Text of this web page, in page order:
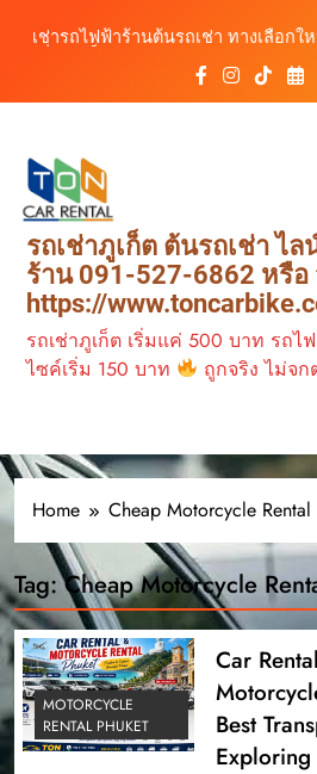
เช่ารถไฟฟ้าร้านต้นรถเช่า ทางเลือกใ
ต้นรถเช่ามอเตอร์ไซค์ภูเก็ต ราคาประ
รถสะดวก 24 ชั่วโมง
สะดวก ราคาประหยัด เริ่มต้นเพียง
ต้นรถเช่า ครบทุกฟังก์ชันการใช้งาน ค
รถ ตอบโจทย์ทุกการเดินทางในภูเก็ต
เช่ารถไฟฟ้าร้านต้นรถเช่า ทางเลือกใ
เที่ยวภูเก็ต ขับเงียบ ประหยัด และทัน
ต้นรถเช่ามอเตอร์ไซค์ภูเก็ต ราคาประ
รถสะดวก 24 ชั่วโมง
รถเช่าภูเก็ต ต้นรถเช่า ไล
ร้าน 091-527-6862 หรือ
https://
รถเช่าภูเก็ต เริ่มแค่ 500 บาท รถ
ไซค์เริ่ม 150 บาท
ถูกจริง ไม่จ
Home Cheap Motorcycle Rental
Tag:Cheap Motorcycle
MOTORCYCLE
RENTAL PHUKET
Car
Best
Exploring